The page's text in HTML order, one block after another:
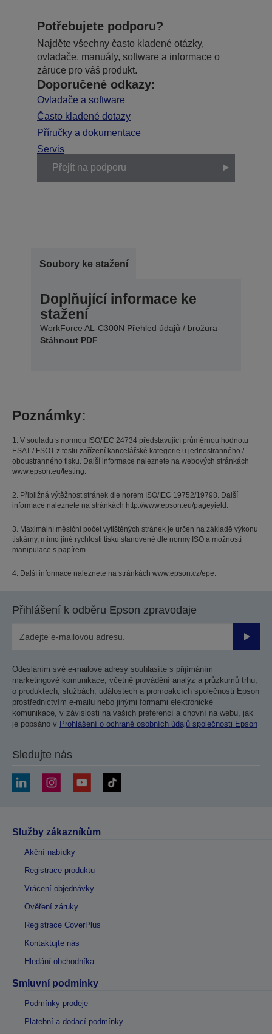
Potřebujete podporu?
Najděte všechny často kladené otázky,
ovladače, manuály, software a informace o
záruce pro váš produkt.
Doporučené odkazy:
Ovladače a software
Často kladené dotazy
Příručky a dokumentace
Servis
Přejít na podporu
Soubory ke stažení
Doplňující informace ke
stažení
WorkForce AL-C300N Přehled údajů / brožura
Stáhnout PDF
Poznámky:
1. V souladu s normou ISO/IEC 24734 představující průměrnou hodnotu
ESAT / FSOT z testu zařízení kancelářské kategorie u jednostranného /
oboustranného tisku. Další informace naleznete na webových stránkách
www.epson.eu/testing.
2. Přibližná výtěžnost stránek dle norem ISO/IEC 19752/19798. Další
informace naleznete na stránkách http://www.epson.eu/pageyield.
3. Maximální měsíční počet vytištěných stránek je určen na základě výkonu
tiskárny, mimo jiné rychlosti tisku stanovené dle normy ISO a možností
manipulace s papírem.
4. Další informace naleznete na stránkách www.epson.cz/epe.
Přihlášení k odběru Epson zpravodaje
Odesláním své e-mailové adresy souhlasíte s přijímáním
marketingové komunikace, včetně provádění analýz a průzkumů trhu,
o produktech, službách, událostech a promoakcích společnosti Epson
prostřednictvím e-mailu nebo jinými formami elektronické
komunikace, v závislosti na vašich preferencí a chovní na webu, jak
je popsáno v Prohlášení o ochraně osobních údajů společnosti Epson
Sledujte nás
Služby zákazníkům
Akční nabídky
Registrace produktu
Vrácení objednávky
Ověření záruky
Registrace CoverPlus
Kontaktujte nás
Hledání obchodníka
Smluvní podmínky
Podmínky prodeje
Platební a dodací podmínky